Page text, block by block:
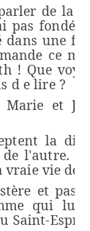
de la
pas fondé
une
ce
! Que
d e lire ?
Marie et
la
l'autre.
vie de
et pas
qui lui
Saint-